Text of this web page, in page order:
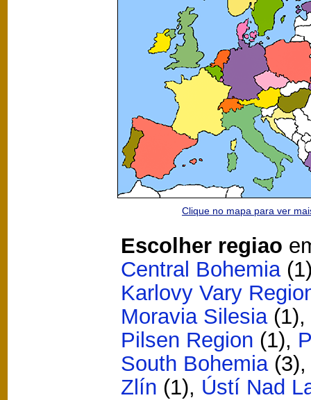
Clique no mapa para ver
Escolher regiao
Central Bohemia
Karlovy Vary
Moravia Silesia(1),
Pilsen Region (1),
South Bohemia(3)
Zlín (1), Ústí Nad